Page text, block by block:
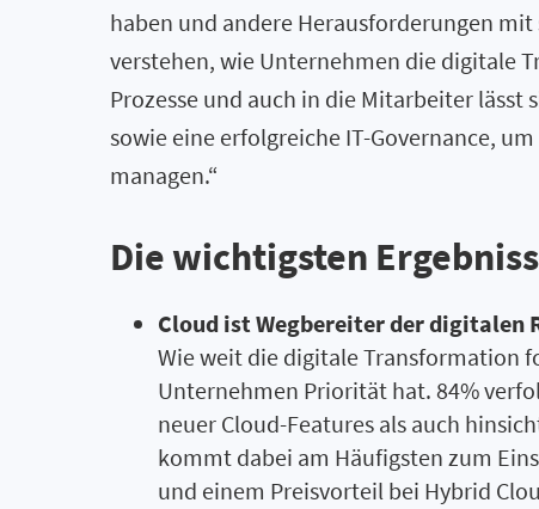
haben und andere Herausforderungen mit
verstehen, wie Unternehmen die digitale
Prozesse und auch in die Mitarbeiter
sowie eine erfolgreiche IT-Governance,
managen.“
Die wichtigsten
Cloud ist Wegbereiter der digitalen
Wie weit die digitale Transformation
Unternehmen Priorität hat. 84%
neuer Cloud-Features als auch
kommt dabei am Häufigsten zum
und einem Preisvorteil bei Hybrid